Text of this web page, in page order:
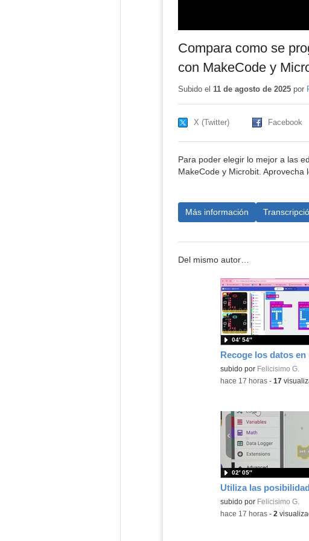
Compara como se
con MakeCode y
Subido el 11 de agosto de 2025por
X (Twitter) Facebook
Para poder elegir lo mejor a las
MakeCode y Microbit.
Más información
Del mismo autor…
Contenido educativo.
subido por Felicisimo G.
04′ 54″
-hace 17 horas- 17
Contenido educativo.
subido por Felicisimo G.
02′ 05″
-hace 17 horas- 2